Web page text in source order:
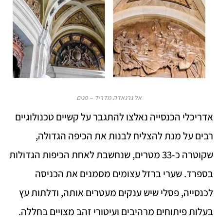
אל גרנאדה מדריד – פנים
אדריכלי הכנסייה נאלצו להתגבר על קשיים טכנולוגיים
רבים על מנת להצליח לבנות את הכיפה הגדולה,
שקוטרה כ-33 מטרים, שנחשבת לאחת הכיפות הגדולות
בספרד. שערי ברזל עצומים מסמנים את הכניסה
לכנסייה, פסלי שיש ענקים מעטרים אותה, ודלתות עץ
בעלות פיתוחים מרהיבים ועיטורי זהב מצויים בחללה.